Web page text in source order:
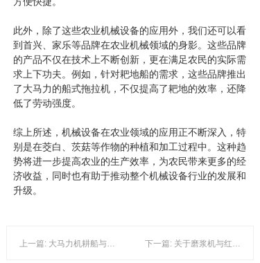
此外，除了这些农业机械设备的应用外，我们还可以看
到首兴、家乐等品牌在农业机械领域的身影。这些品牌
的产品不仅在技术上不断创新，更在满足农民的实际需
求上下功夫。例如，针对耙地船的需求，这些品牌推出
了大马力的船式拖拉机，不仅提高了耙地的效率，还降
低了劳动强度。
综上所述，机械设备在农业领域的应用正不断深入，特
别是在茭白、茨菇等作物的种植和加工过程中。这种趋
势将进一步提高农业的生产效率，为农民带来更多的经
济收益，同时也有助于推动整个机械设备行业的发展和
升级。